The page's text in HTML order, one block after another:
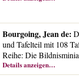
Bourgoing, Jean de:
und Tafelteil mit 108
Reihe: Die
Details anzeigen…